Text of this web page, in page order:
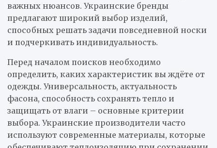
важных нюансов. Украинские бренды
предлагают широкий выбор изделий,
способных решать задачи повседневной носки
и подчеркивать индивидуальность.
Перед началом поисков необходимо
определить, каких характеристик вы ждёте от
одежды. Универсальность, актуальность
фасона, способность сохранять тепло и
защищать от влаги – основные критерии
выбора. Украинские производители часто
используют современные материалы, которые